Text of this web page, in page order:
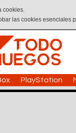
cookies.
las cookies esenciales
PlayStation